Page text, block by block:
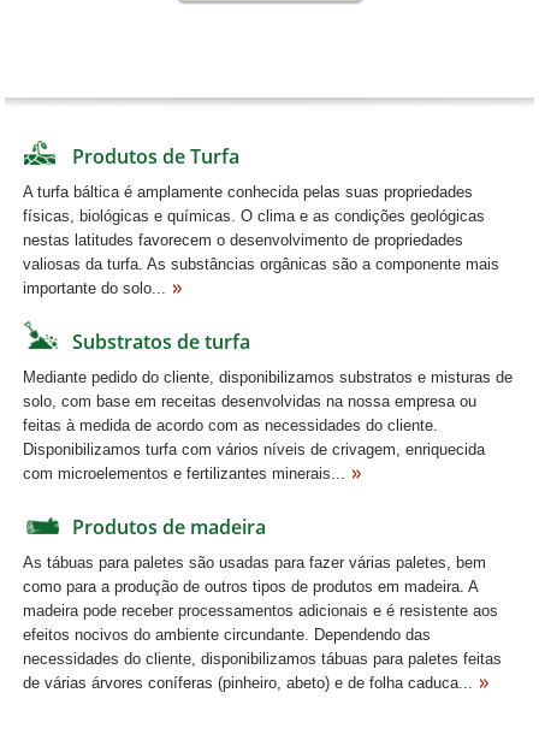
Produtos de Turfa
A turfa báltica é amplamente conhecida pelas suas propriedades
físicas, biológicas e químicas. O clima e as condições geológicas
nestas latitudes favorecem o desenvolvimento de propriedades
valiosas da turfa. As substâncias orgânicas são a componente mais
importante do solo...
Substratos de turfa
Mediante pedido do cliente, disponibilizamos substratos e misturas de
solo, com base em receitas desenvolvidas na nossa empresa ou
feitas à medida de acordo com as necessidades do cliente.
Disponibilizamos turfa com vários níveis de crivagem, enriquecida
com microelementos e fertilizantes minerais...
Produtos de madeira
As tábuas para paletes são usadas para fazer várias paletes, bem
como para a produção de outros tipos de produtos em madeira. A
madeira pode receber processamentos adicionais e é resistente aos
efeitos nocivos do ambiente circundante. Dependendo das
necessidades do cliente, disponibilizamos tábuas para paletes feitas
de várias árvores coníferas (pinheiro, abeto) e de folha caduca...